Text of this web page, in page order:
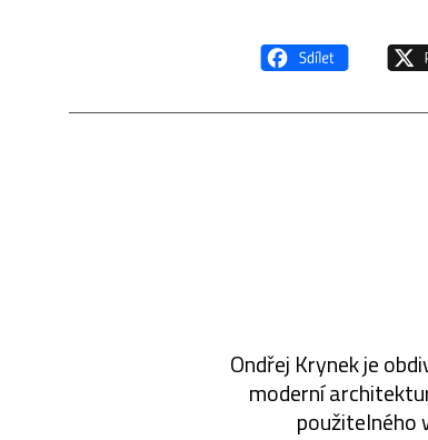
Ondřej Krynek je
moderní
použitelného